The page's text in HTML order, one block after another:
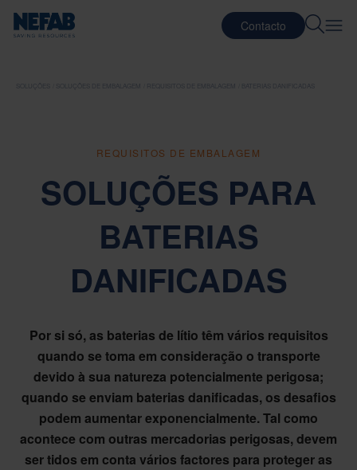
Contacto
SOLUÇÕES DE EMBALAGEM REQUISITOS DE EMBALAGEM BATERIAS DANIFICADAS
REQUISITOS DE EMBALAGEM
SOLUÇÕES PARA
BATERIAS
DANIFICADAS
Por si só, as baterias de lítio têm vários requisitos
quando se toma em consideração o transporte
devido à sua natureza potencialmente perigosa;
quando se enviam baterias danificadas, os desafios
podem aumentar exponencialmente. Tal como
acontece com outras mercadorias perigosas, devem
ser tidos em conta vários factores para proteger as